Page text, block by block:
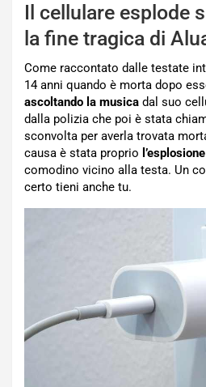
Il cellulare esplode
la fine tragica di
Come raccontato dalle testate
14 anni quando è morta dopo
ascoltando la musica dal suo
dalla polizia che poi è stata
sconvolta per averla trovata
causa è stata proprio
comodino vicino alla testa. Un
certo tieni anche tu.